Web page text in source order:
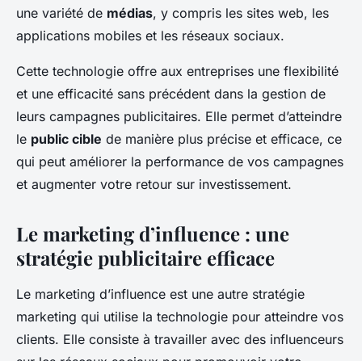
une variété de médias, y compris les sites web, les
applications mobiles et les réseaux sociaux.
Cette technologie offre aux entreprises une flexibilité
et une efficacité sans précédent dans la gestion de
leurs campagnes publicitaires. Elle permet d’atteindre
le public cible de manière plus précise et efficace, ce
qui peut améliorer la performance de vos campagnes
et augmenter votre retour sur investissement.
Le marketing d’influence : une
stratégie publicitaire efficace
Le marketing d’influence est une autre stratégie
marketing qui utilise la technologie pour atteindre vos
clients. Elle consiste à travailler avec des influenceurs